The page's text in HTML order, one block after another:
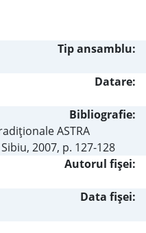
Tip ansamblu:
Datare:
Bibliografie:
ASTRA
2007, p. 127-128
Autorul fişei:
Data fișei: